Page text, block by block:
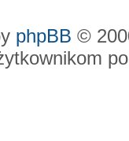
phpBB ©